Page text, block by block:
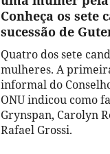
Conheça os sete
sucessão de
Quatro dos sete
mulheres. A
informal do
ONU indicou como
Grynspan, Carolyn
Rafael Grossi.